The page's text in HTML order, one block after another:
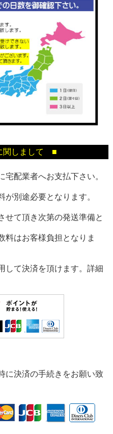
関しまして ■
宅配業者へお支払下さい。
要となります。
せて頂き次第の発送準備と
様負担となりま
して決済を頂けます。詳細
に決済の手続きをお願い致